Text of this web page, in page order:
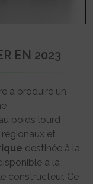
EN 2023
à produire un
poids lourd
et
destinée à la
à la
constructeur. Ce